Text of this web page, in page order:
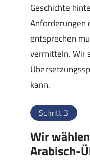
Geschichte
Anforderungen
entsprechen
vermitteln. Wir
kann.
Schritt 3
Wir
Arabisch-